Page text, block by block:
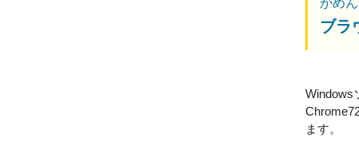
がめ
ブラ
Windows
ます。